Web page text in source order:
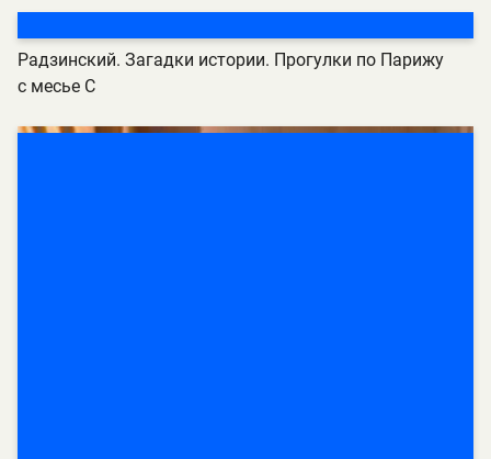
Радзинский. Загадки истории. Прогулки по Парижу
с месье С